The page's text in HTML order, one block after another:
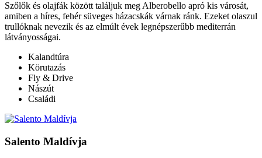
Szőlők és olajfák között találjuk meg Alberobello apró kis városát,
amiben a híres, fehér süveges házacskák várnak ránk. Ezeket olaszul
trullóknak nevezik és az elmúlt évek legnépszerűbb mediterrán
látványosságai.
Kalandtúra
Körutazás
Fly & Drive
Nászút
Családi
Salento Maldívja